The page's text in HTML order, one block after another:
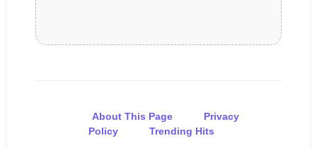
About This Page
Privacy
Policy
Trending Hits